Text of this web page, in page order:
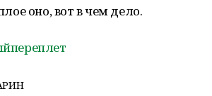
оно, вот в чем дело.